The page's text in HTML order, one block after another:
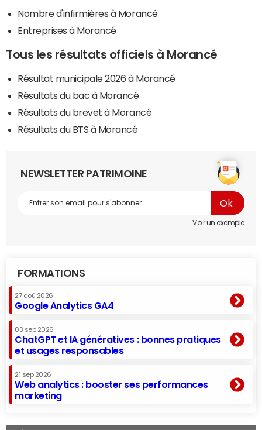
Nombre d'infirmières à Morancé
Entreprises à Morancé
Tous les résultats officiels à Morancé
Résultat municipale 2026 à Morancé
Résultats du bac à Morancé
Résultats du brevet à Morancé
Résultats du BTS à Morancé
NEWSLETTER PATRIMOINE
Voir un exemple
FORMATIONS
27 aoû 2026
Google Analytics GA4
03 sep 2026
ChatGPT et IA génératives : bonnes pratiques
et usages responsables
21 sep 2026
Web analytics : booster ses performances
marketing